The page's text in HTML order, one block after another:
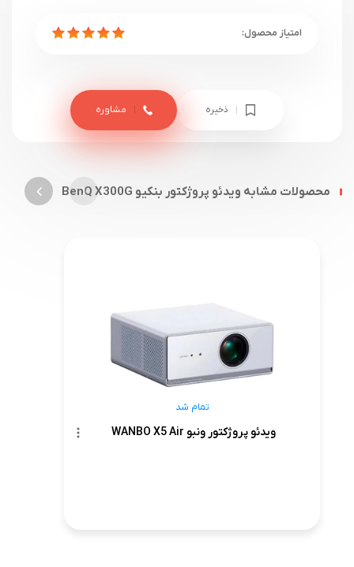
ذخیره مشاوره
محصولات مشابه ویدئو پروژکتور بنکیو BenQ X300G
ویدئو پروژکتور ونبو WANBO X5 Air
تمام شد